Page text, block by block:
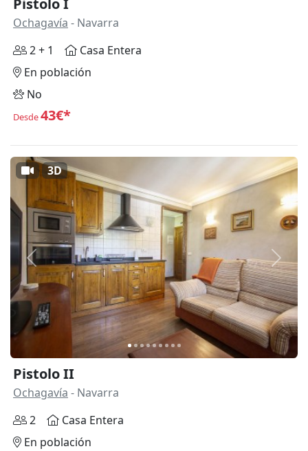
Pistolo I
Ochagavía - Navarra
2 + 1
Casa Entera
En población
No
Desde43€*
Anterior
3D
Pistolo II
Ochagavía - Navarra
2
Casa Entera
En población